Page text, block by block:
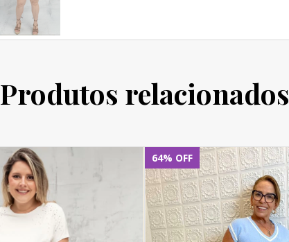
Produtos relacionados
64% OFF